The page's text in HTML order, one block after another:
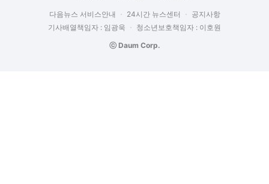
다음뉴스 서비스안내 24시간 뉴스센터
공지사항
기사배열책임자 : 임광욱
청소년보호책임자 : 이호원
ⓒ Daum Corp.